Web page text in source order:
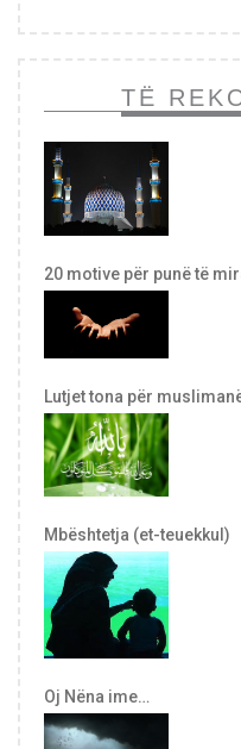
TË
20 motive për punë të
Lutjet tona për
Mbështetja (et-teuekkul)
Oj Nëna ime…